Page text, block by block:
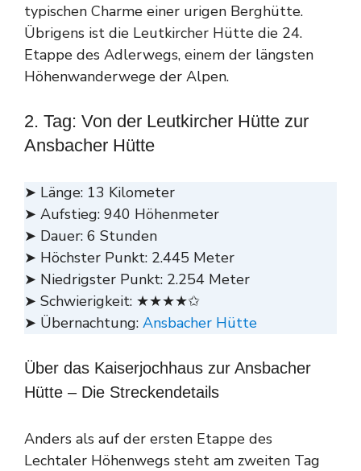
typischen Charme einer urigen Berghütte.
Übrigens ist die Leutkircher Hütte die 24.
Etappe des Adlerwegs, einem der längsten
Höhenwanderwege der Alpen.
2. Tag: Von der Leutkircher Hütte zur
Ansbacher Hütte
➤ Länge: 13 Kilometer
➤ Aufstieg: 940 Höhenmeter
➤ Dauer: 6 Stunden
➤ Höchster Punkt: 2.445 Meter
➤ Niedrigster Punkt: 2.254 Meter
➤ Schwierigkeit: ★★★★✩
➤ Übernachtung: Ansbacher Hütte
Über das Kaiserjochhaus zur Ansbacher
Hütte – Die Streckendetails
Anders als auf der ersten Etappe des
Lechtaler Höhenwegs steht am zweiten Tag